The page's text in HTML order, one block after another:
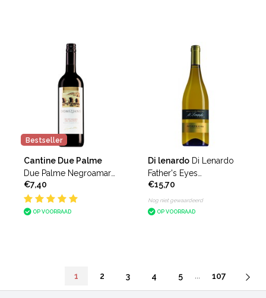
Bestseller
Cantine Due Palme
Due Palme Negroamaro
Domiziano
€7,40
OP VOORRAAD
Di lenardo Di Lenardo
Father's Eyes
Chardonnay
€15,70
Nog niet gewaardeerd
OP VOORRAAD
1 2 3 4 5 107